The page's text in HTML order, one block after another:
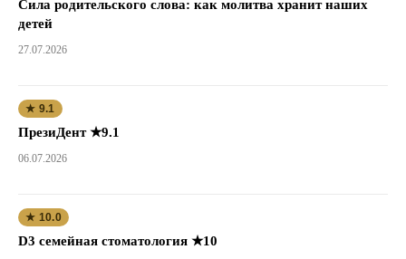
Сила родительского слова: как молитва хранит наших
детей
27.07.2026
★ 9.1
ПрезиДент ★9.1
06.07.2026
★ 10.0
D3 семейная стоматология ★10